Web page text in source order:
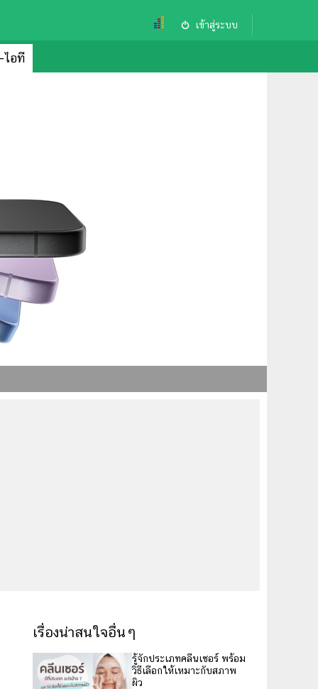
เข้าสู่ระบบ
ไอที
เรื่องน่าสนใจอื่นๆ
รู้จักประเภทคลีนเซอร์ พร้อม
วิธีเลือกให้เหมาะกับสภาพ
ผิว